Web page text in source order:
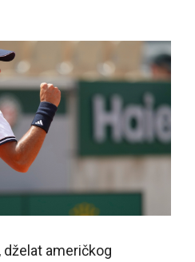
dželat američkog